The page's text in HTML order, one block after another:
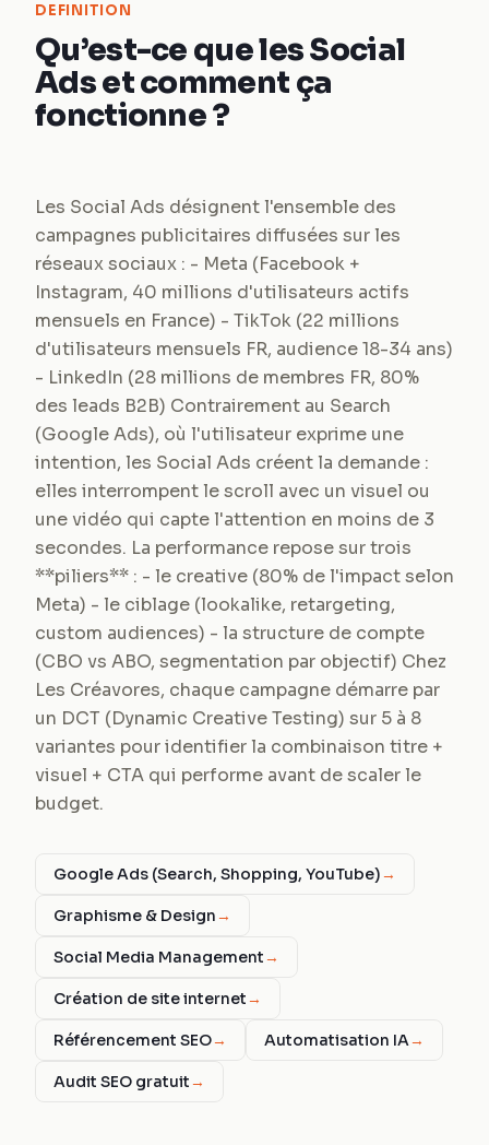
DEFINITION
Qu’est-ce que les Social
Ads et comment ça
fonctionne ?
Les Social Ads désignent l'ensemble des
campagnes publicitaires diffusées sur les
réseaux sociaux : - Meta (Facebook +
Instagram, 40 millions d'utilisateurs actifs
mensuels en France) - TikTok (22 millions
d'utilisateurs mensuels FR, audience 18-34 ans)
- LinkedIn (28 millions de membres FR, 80%
des leads B2B) Contrairement au Search
(Google Ads), où l'utilisateur exprime une
intention, les Social Ads créent la demande :
elles interrompent le scroll avec un visuel ou
une vidéo qui capte l'attention en moins de 3
secondes. La performance repose sur trois
**piliers** : - le creative (80% de l'impact selon
Meta) - le ciblage (lookalike, retargeting,
custom audiences) - la structure de compte
(CBO vs ABO, segmentation par objectif) Chez
Les Créavores, chaque campagne démarre par
un DCT (Dynamic Creative Testing) sur 5 à 8
variantes pour identifier la combinaison titre +
visuel + CTA qui performe avant de scaler le
budget.
Google Ads (Search, Shopping, YouTube)→
Graphisme & Design→
Social Media Management→
Création de site internet→
Référencement SEO→ Automatisation IA→
Audit SEO gratuit→